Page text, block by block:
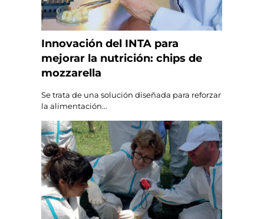
Innovación del INTA para
mejorar la nutrición: chips de
mozzarella
Se trata de una solución diseñada para reforzar
la alimentación...